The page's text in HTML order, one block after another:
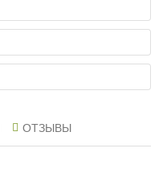
ОТЗЫВЫ